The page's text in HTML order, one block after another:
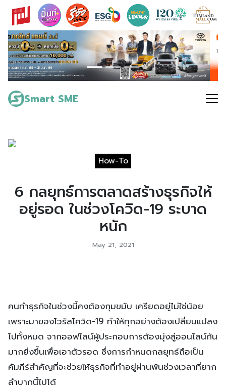
Skip
content
Smart SME
Search
for:
How-To
6 กลยุทธ์การตลาดสร้างธุรกิจให้
อยู่รอด ในช่วงโควิด-19 ระบาด
หนัก
May 21, 2021
คนทำธุรกิจในช่วงนี้คงต้องกุมขมับ เครียดอยู่ไม่ใช่น้อย
เพราะมาของไวรัสโควิด-19 ทำให้ทุกอย่างต้องเปลี่ยนแปลง
ไปทั้งหมด จากออฟไลน์ผู้ประกอบการต้องมุ่งสู่ออนไลน์กัน
มากยิ่งขึ้นเพื่อเอาตัวรอด ซึ่งการกำหนดกลยุทธ์ถือเป็น
คัมภีร์สำคัญที่จะช่วยให้ธุรกิจที่ทำอยู่ผ่านพ้นช่วงเวลาที่ยาก
ลำบากนี้ไปได้